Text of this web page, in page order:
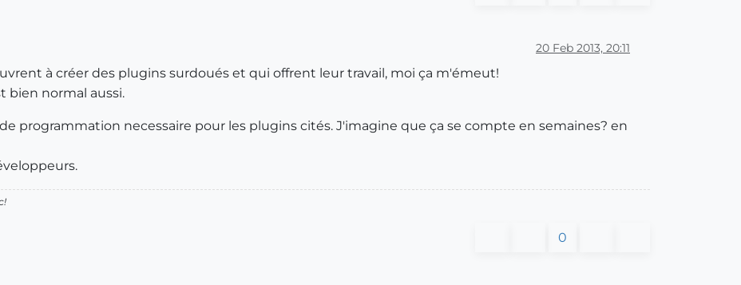
20 Feb 2013, 20:11
à créer des plugins surdoués et qui offrent leur travail, moi ça m'émeut!
bien normal aussi.
programmation necessaire pour les plugins cités. J'imagine que ça se compte en semaines? en
0